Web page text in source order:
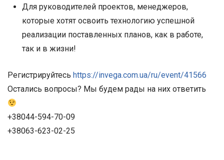
Для руководителей проектов, менеджеров,
которые хотят освоить технологию успешной
реализации поставленных планов, как в работе,
так и в жизни!
Регистрируйтесь https://invega.com.ua/ru/event/41566
Остались вопросы? Мы будем рады на них ответить
+38044-594-70-09
+38063-623-02-25